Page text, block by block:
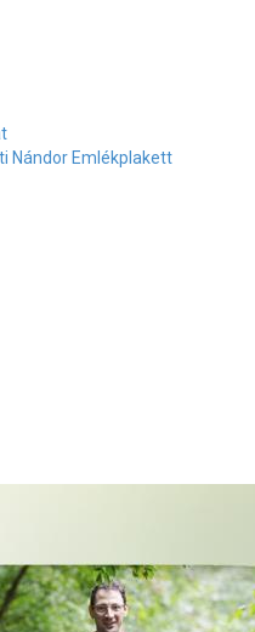
Nándor Emlékplakett